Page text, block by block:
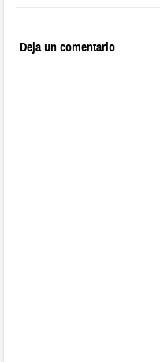
Deja un comentario